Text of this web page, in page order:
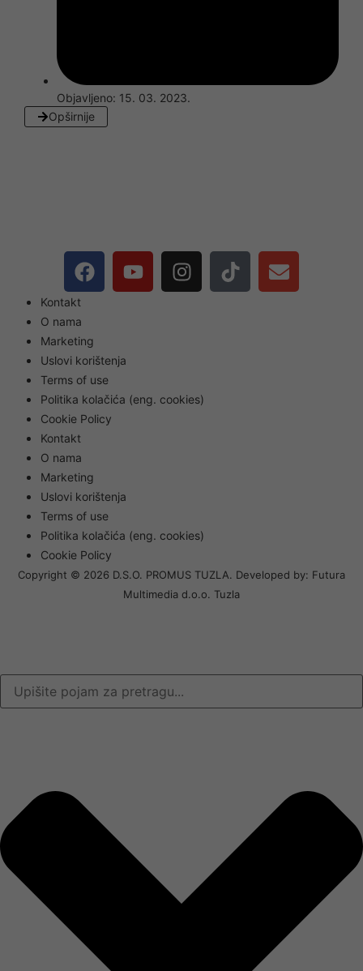
Objavljeno: 15. 03. 2023.
Opširnije
Kontakt
O nama
Marketing
Uslovi korištenja
Terms of use
Politika kolačića (eng. cookies)
Cookie Policy
Kontakt
O nama
Marketing
Uslovi korištenja
Terms of use
Politika kolačića (eng. cookies)
Cookie Policy
Copyright © 2026 D.S.O. PROMUS TUZLA. Developed by: Futura
Multimedia d.o.o. Tuzla